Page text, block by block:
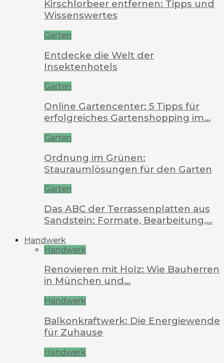
Kirschlorbeer entfernen: Tipps und
Wissenswertes
Garten
Entdecke die Welt der
Insektenhotels
Garten
Online Gartencenter: 5 Tipps für
erfolgreiches Gartenshopping im…
Garten
Ordnung im Grünen:
Stauraumlösungen für den Garten
Garten
Das ABC der Terrassenplatten aus
Sandstein: Formate, Bearbeitung,…
Handwerk
Handwerk
Renovieren mit Holz: Wie Bauherren
in München und…
Handwerk
Balkonkraftwerk: Die Energiewende
für Zuhause
Handwerk